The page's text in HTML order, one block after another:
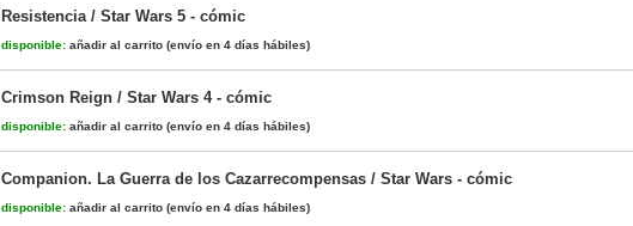
Resistencia / Star Wars 5 - cómic
disponible: añadir al carrito (envío en 4 días hábiles)
Crimson Reign / Star Wars 4 - cómic
disponible: añadir al carrito (envío en 4 días hábiles)
Companion. La Guerra de los Cazarrecompensas / Star Wars - cómic
disponible: añadir al carrito (envío en 4 días hábiles)